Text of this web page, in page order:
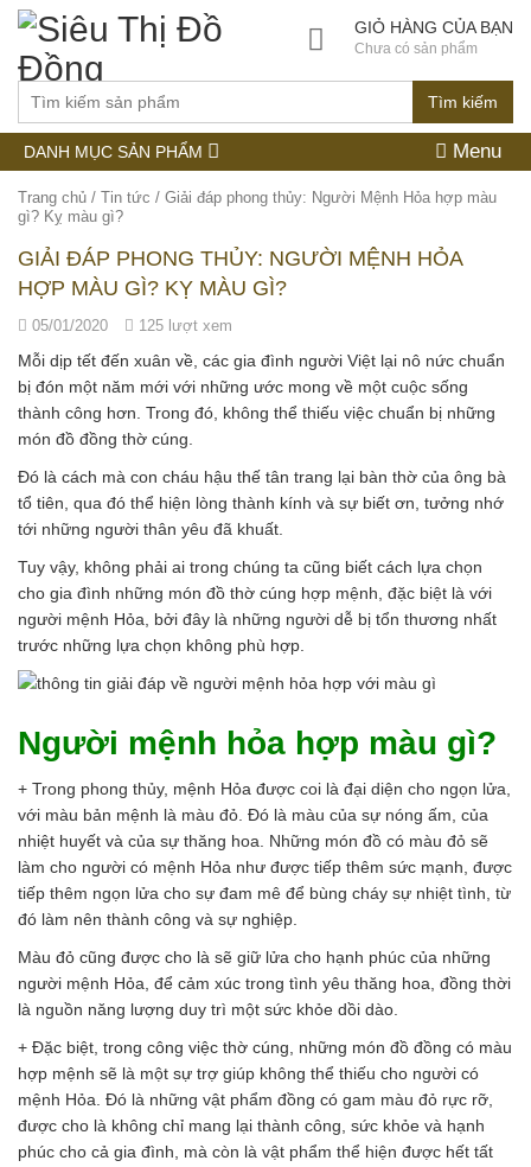
Tìm kiếm
GIỎ HÀNG CỦA BẠN
Chưa có sản phẩm
DANH MỤC SẢN PHẨM Menu
Trang chủ / Tin tức / Giải đáp phong thủy: Người Mệnh Hỏa hợp màu
gì? Kỵ màu gì?
GIẢI ĐÁP PHONG THỦY: NGƯỜI MỆNH HỎA
HỢP MÀU GÌ? KỴ MÀU GÌ?
05/01/2020 125 lượt xem
Mỗi dịp tết đến xuân về, các gia đình người Việt lại nô nức chuẩn
bị đón một năm mới với những ước mong về một cuộc sống
thành công hơn. Trong đó, không thể thiếu việc chuẩn bị những
món đồ đồng thờ cúng.
Đó là cách mà con cháu hậu thế tân trang lại bàn thờ của ông bà
tổ tiên, qua đó thể hiện lòng thành kính và sự biết ơn, tưởng nhớ
tới những người thân yêu đã khuất.
Tuy vậy, không phải ai trong chúng ta cũng biết cách lựa chọn
cho gia đình những món đồ thờ cúng hợp mệnh, đặc biệt là với
người mệnh Hỏa, bởi đây là những người dễ bị tổn thương nhất
trước những lựa chọn không phù hợp.
Người mệnh hỏa hợp màu gì?
+ Trong phong thủy, mệnh Hỏa được coi là đại diện cho ngọn lửa,
với màu bản mệnh là màu đỏ. Đó là màu của sự nóng ấm, của
nhiệt huyết và của sự thăng hoa. Những món đồ có màu đỏ sẽ
làm cho người có mệnh Hỏa như được tiếp thêm sức mạnh, được
tiếp thêm ngọn lửa cho sự đam mê để bùng cháy sự nhiệt tình, từ
đó làm nên thành công và sự nghiệp.
Màu đỏ cũng được cho là sẽ giữ lửa cho hạnh phúc của những
người mệnh Hỏa, để cảm xúc trong tình yêu thăng hoa, đồng thời
là nguồn năng lượng duy trì một sức khỏe dồi dào.
+ Đặc biệt, trong công việc thờ cúng, những món đồ đồng có màu
hợp mệnh sẽ là một sự trợ giúp không thể thiếu cho người có
mệnh Hỏa. Đó là những vật phẩm đồng có gam màu đỏ rực rỡ,
được cho là không chỉ mang lại thành công, sức khỏe và hạnh
phúc cho cả gia đình, mà còn là vật phẩm thể hiện được hết tất